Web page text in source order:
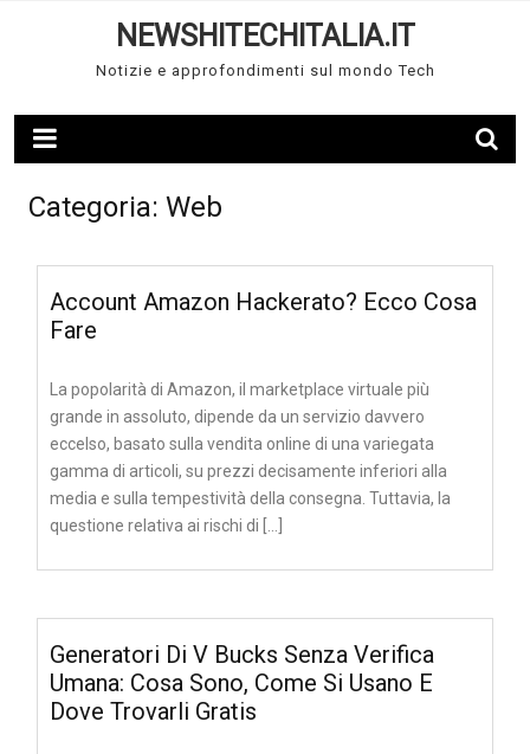
NEWSHITECHITALIA.IT
Notizie e approfondimenti sul mondo Tech
Categoria: Web
Account Amazon Hackerato? Ecco Cosa
Fare
La popolarità di Amazon, il marketplace virtuale più
grande in assoluto, dipende da un servizio davvero
eccelso, basato sulla vendita online di una variegata
gamma di articoli, su prezzi decisamente inferiori alla
media e sulla tempestività della consegna. Tuttavia, la
questione relativa ai rischi di […]
Generatori Di V Bucks Senza Verifica
Umana: Cosa Sono, Come Si Usano E
Dove Trovarli Gratis